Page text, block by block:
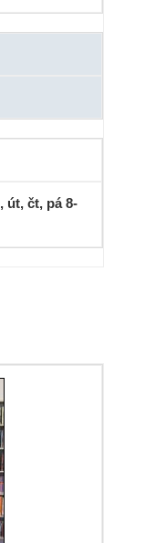
út, čt, pá 8-